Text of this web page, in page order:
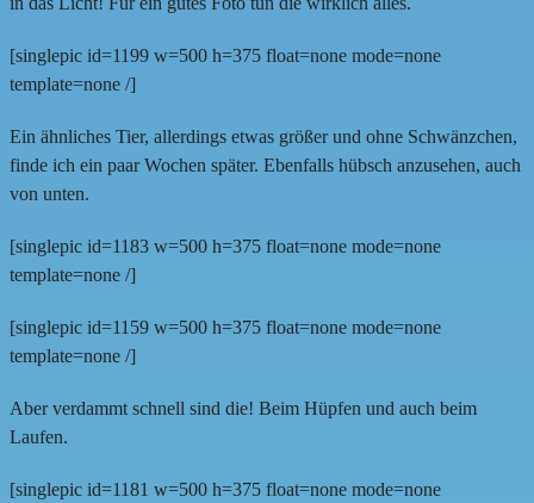
[singlepic id=1199 w=500 h=375 float=none mode=none
template=none /]
Ein ähnliches Tier, allerdings etwas größer und ohne Schwänzchen,
finde ich ein paar Wochen später. Ebenfalls hübsch anzusehen, auch
von unten.
[singlepic id=1183 w=500 h=375 float=none mode=none
template=none /]
[singlepic id=1159 w=500 h=375 float=none mode=none
template=none /]
Aber verdammt schnell sind die! Beim Hüpfen und auch beim
Laufen.
[singlepic id=1181 w=500 h=375 float=none mode=none